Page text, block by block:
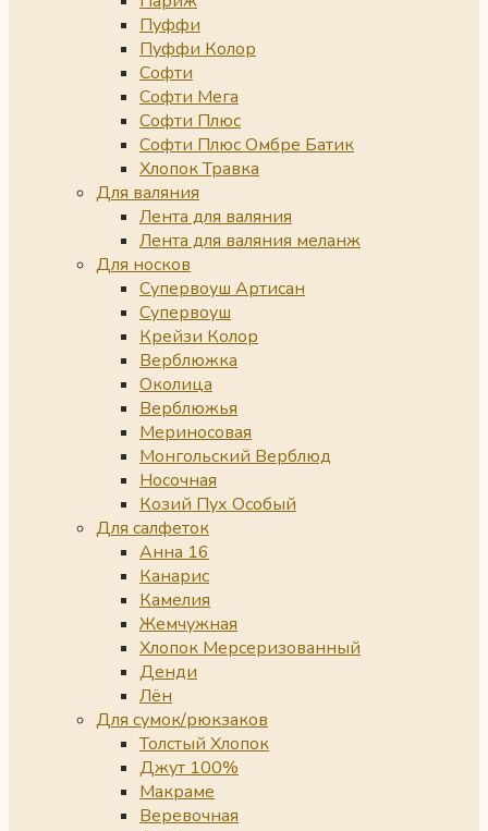
Пуффи
Пуффи Колор
Софти
Софти Мега
Софти Плюс
Софти Плюс Омбре Батик
Хлопок Травка
Для валяния
Лента для валяния
Лента для валяния меланж
Для носков
Супервоуш Артисан
Супервоуш
Крейзи Колор
Верблюжка
Околица
Верблюжья
Мериносовая
Монгольский Верблюд
Носочная
Козий Пух Особый
Для салфеток
Анна 16
Канарис
Камелия
Жемчужная
Хлопок Мерсеризованный
Денди
Лён
Для сумок/рюкзаков
Толстый Хлопок
Джут 100%
Макраме
Веревочная